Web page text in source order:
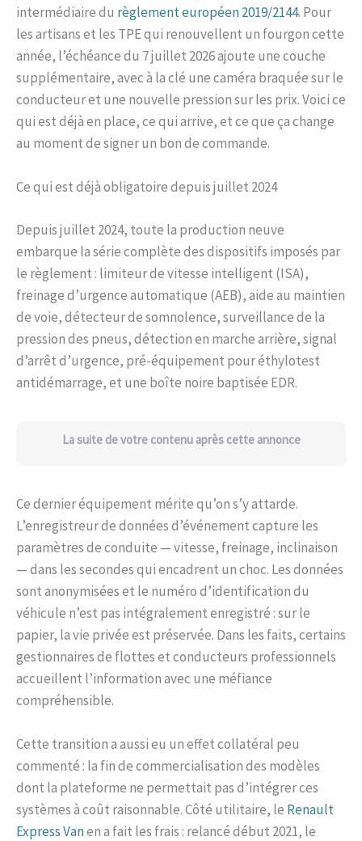
intermédiaire du règlement européen 2019/2144. Pour
les artisans et les TPE qui renouvellent un fourgon cette
année, l’échéance du 7 juillet 2026 ajoute une couche
supplémentaire, avec à la clé une caméra braquée sur le
conducteur et une nouvelle pression sur les prix. Voici ce
qui est déjà en place, ce qui arrive, et ce que ça change
au moment de signer un bon de commande.
Ce qui est déjà obligatoire depuis juillet 2024
Depuis juillet 2024, toute la production neuve
embarque la série complète des dispositifs imposés par
le règlement : limiteur de vitesse intelligent (ISA),
freinage d’urgence automatique (AEB), aide au maintien
de voie, détecteur de somnolence, surveillance de la
pression des pneus, détection en marche arrière, signal
d’arrêt d’urgence, pré-équipement pour éthylotest
antidémarrage, et une boîte noire baptisée EDR.
La suite de votre contenu après cette annonce
Ce dernier équipement mérite qu’on s’y attarde.
L’enregistreur de données d’événement capture les
paramètres de conduite — vitesse, freinage, inclinaison
— dans les secondes qui encadrent un choc. Les données
sont anonymisées et le numéro d’identification du
véhicule n’est pas intégralement enregistré : sur le
papier, la vie privée est préservée. Dans les faits, certains
gestionnaires de flottes et conducteurs professionnels
accueillent l’information avec une méfiance
compréhensible.
Cette transition a aussi eu un effet collatéral peu
commenté : la fin de commercialisation des modèles
dont la plateforme ne permettait pas d’intégrer ces
systèmes à coût raisonnable. Côté utilitaire, le Renault
Express Vanen a fait les frais : relancé début 2021, le